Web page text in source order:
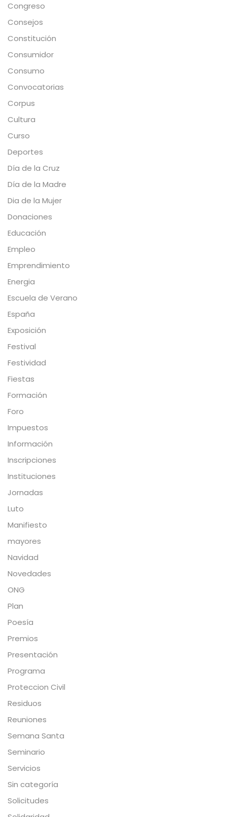
Congreso
Consejos
Constitución
Consumidor
Consumo
Convocatorias
Corpus
Cultura
Curso
Deportes
Día de la Cruz
Día de la Madre
Dia de la Mujer
Donaciones
Educación
Empleo
Emprendimiento
Energia
Escuela de Verano
España
Exposición
Festival
Festividad
Fiestas
Formación
Foro
Impuestos
Información
Inscripciones
Instituciones
Jornadas
Luto
Manifiesto
mayores
Navidad
Novedades
ONG
Plan
Poesía
Premios
Presentación
Programa
Proteccion Civil
Residuos
Reuniones
Semana Santa
Seminario
Servicios
Sin categoría
Solicitudes